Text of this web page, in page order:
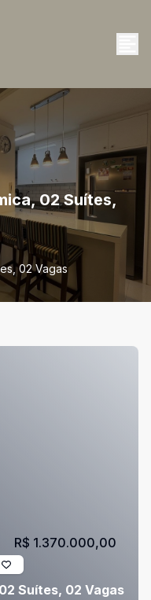
02 Suítes,
02 Vagas
Suítes, 02 Vagas
R$ 1.370.000,00